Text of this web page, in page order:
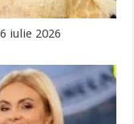
iulie 2026